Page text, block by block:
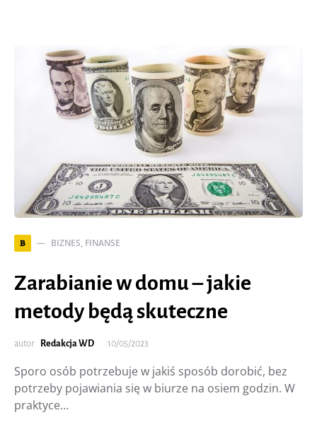
B BIZNES, FINANSE
Zarabianie w domu – jakie
metody będą skuteczne
autor Redakcja WD 10/05/2023
Sporo osób potrzebuje w jakiś sposób dorobić, bez
potrzeby pojawiania się w biurze na osiem godzin. W
praktyce…